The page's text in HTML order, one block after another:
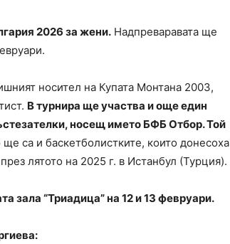
2026 за жени. Надпреваравата ще
носител на Купата Монтана 2003,
В турнира ще участва и още един
носещ името БФБ Отбор. Той
ще са и баскетболистките, които донесоха
лятото на 2025 г. в Истанбул (Турция).
зала “Триадица” на 12 и 13 февруари.